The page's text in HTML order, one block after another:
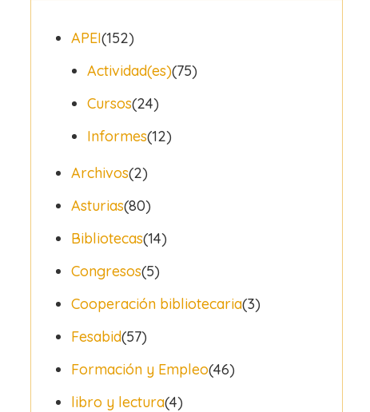
APEI(152)
Actividad(es)(75)
Cursos(24)
Informes(12)
Archivos(2)
Asturias(80)
Bibliotecas(14)
Congresos(5)
Cooperación bibliotecaria(3)
Fesabid(57)
Formación y Empleo(46)
libro y lectura(4)